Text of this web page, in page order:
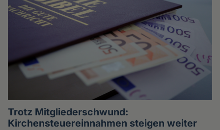
Trotz Mitgliederschwund:
Kirchensteuereinnahmen steigen weiter